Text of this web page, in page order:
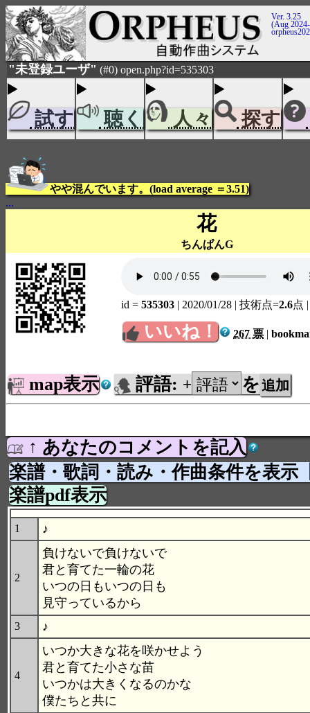
Ver. 3.25
(Aug
"未登録ユーザ" (#0) open.php?id=535303
試す 聴く 人々 探す
やや混んでいます。(load average ＝3.51)
...
花
ちんぱんG
id = 535303 | 2020/01/28 | 技術点=2.6点
いいね！ 267 票 |
map表示 評語: + を
↑ あなたのコメントを記入
楽譜・歌詞・読み・作曲条件を表示
楽譜pdf表示
1 ♪
2
負けないで負けないで
君と育てた一輪の花
いつの日もいつの日も
見守っているから
3 ♪
4
いつか大きな花を咲かせよう
君と育てた小さな苗
いつかは大きくなるのかな
僕たちと共に